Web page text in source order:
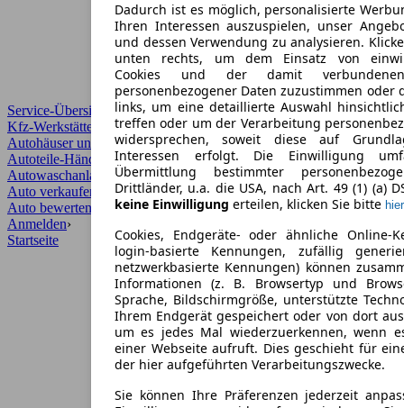
Service-Übersicht
Kfz-Werkstätten
Autohäuser und Händler
Autoteile-Händler
Autowaschanlagen
Auto verkaufen
Auto bewerten
Anmelden›
Startseite
Dadurch ist es möglich, personalisierte
Ihren Interessen auszuspielen, unser
und dessen Verwendung zu analysieren.
unten rechts, um dem Einsatz von
Cookies und der damit
personenbezogener Daten zuzustimmen oder
links, um eine detaillierte Auswahl
treffen oder um der Verarbeitung
widersprechen, soweit diese auf
Interessen erfolgt. Die Einwilligung
Übermittlung bestimmter
Drittländer, u.a. die USA, nach Art. 49 (1) (a)
keine Einwilligung erteilen, klicken Sie bitte hier
Cookies, Endgeräte- oder ähnliche Online-
login-basierte Kennungen, zufällig
netzwerkbasierte Kennungen) können
Informationen (z. B. Browsertyp und
Sprache, Bildschirmgröße, unterstützte
Ihrem Endgerät gespeichert oder von dort
um es jedes Mal wiederzuerkennen, wenn
einer Webseite aufruft. Dies geschieht für
der hier aufgeführten Verarbeitungszwecke.
Sie können Ihre Präferenzen jederzeit